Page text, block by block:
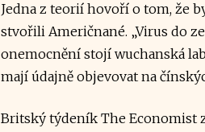
Jedna z teorií hovoří o tom, že
stvořili Američnané. „Virus do
onemocnění stojí wuchanská
mají údajně objevovat na
Britský týdeník The Economist